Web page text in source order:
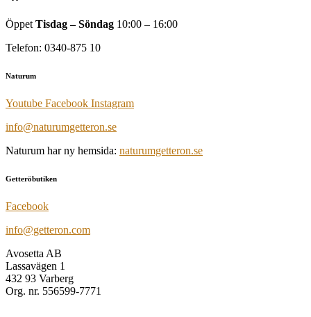
Öppet Tisdag – Söndag 10:00 – 16:00
Telefon: 0340-875 10
Naturum
Youtube Facebook Instagram
info@naturumgetteron.se
Naturum har ny hemsida: naturumgetteron.se
Getteröbutiken
Facebook
info@getteron.com
Avosetta AB
Lassavägen 1
432 93 Varberg
Org. nr. 556599-7771